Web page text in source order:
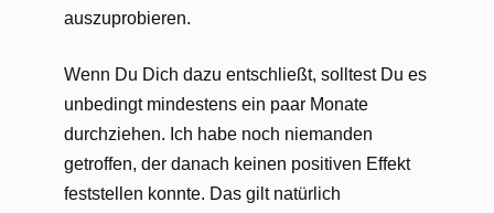
auszuprobieren.
Wenn Du Dich dazu entschließt, solltest Du es
unbedingt mindestens ein paar Monate
durchziehen. Ich habe noch niemanden
getroffen, der danach keinen positiven Effekt
feststellen konnte. Das gilt natürlich